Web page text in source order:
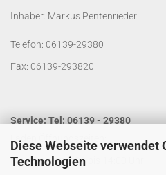
Diese Webseite verwendet
Technologien
Inhaber: Markus Pentenrieder
Telefon: 06139-29380
Fax: 06139-293820
Service: Tel: 06139 - 29380
Laden Öffnungszeiten:
Mo. - Do. von 9:00 bis 14:00 Uhr